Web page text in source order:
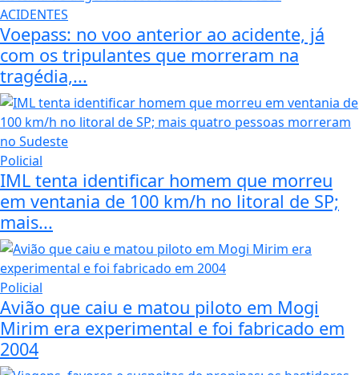
ACIDENTES
Voepass: no voo anterior ao acidente, já
com os tripulantes que morreram na
tragédia,...
Policial
IML tenta identificar homem que morreu
em ventania de 100 km/h no litoral de SP;
mais...
Policial
Avião que caiu e matou piloto em Mogi
Mirim era experimental e foi fabricado em
2004